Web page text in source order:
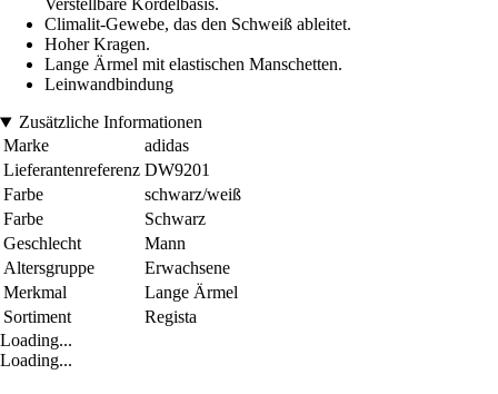
Verstellbare Kordelbasis.
Climalit-Gewebe, das den Schweiß ableitet.
Hoher Kragen.
Lange Ärmel mit elastischen Manschetten.
Leinwandbindung
Zusätzliche Informationen
Marke
adidas
Lieferantenreferenz DW9201
Farbe
schwarz/weiß
Farbe
Schwarz
Geschlecht
Mann
Altersgruppe
Erwachsene
Merkmal
Lange Ärmel
Sortiment
Regista
Loading...
Loading...